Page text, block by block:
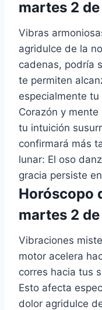
martes 2
Vibras
agridulce de la
cadenas, podría
te permiten
especialmente
Corazón y
tu intuición
confirmará más
lunar: El oso
gracia persiste
Horóscopo
martes 2
Vibraciones
motor acelera
corres hacia tus
Esto afecta
dolor agridulce